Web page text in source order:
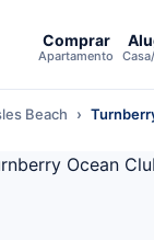
Comprar
Apartamento
Beach